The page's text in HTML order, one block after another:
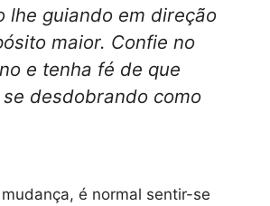
lhe guiando em direção
maior. Confie no
e tenha fé de que
desdobrando como
é normal sentir-se